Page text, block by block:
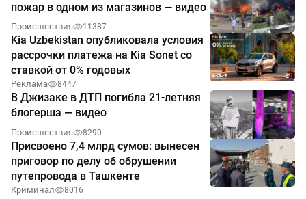
пожар в одном из магазинов — видео
Происшествия 11387
Kia Uzbekistan опубликовала условия
рассрочки платежа на Kia Sonet со
ставкой от 0% годовых
Реклама 8447
В Джизаке в ДТП погибла 21-летняя
блогерша — видео
Происшествия 8290
Присвоено 7,4 млрд сумов: вынесен
приговор по делу об обрушении
путепровода в Ташкенте
Криминал 8016